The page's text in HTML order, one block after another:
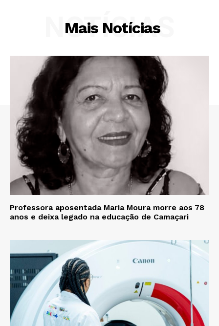
Mais Notícias
NOTÍCIAS
Professora aposentada Maria Moura morre aos 78
anos e deixa legado na educação de Camaçari